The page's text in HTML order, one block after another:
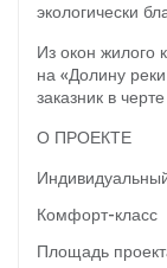
экологически
Из окон жилого
на «Долину
заказник в
О ПРОЕКТЕ
Комфорт-класс
Площадь